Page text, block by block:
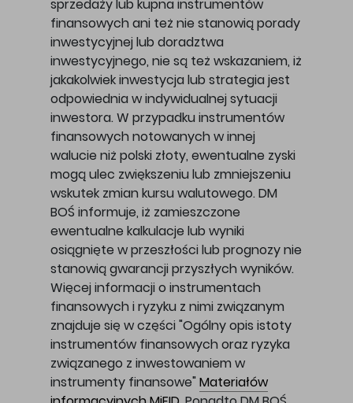
sprzedaży lub kupna instrumentów
finansowych ani też nie stanowią porady
inwestycyjnej lub doradztwa
inwestycyjnego, nie są też wskazaniem, iż
jakakolwiek inwestycja lub strategia jest
odpowiednia w indywidualnej sytuacji
inwestora. W przypadku instrumentów
finansowych notowanych w innej
walucie niż polski złoty, ewentualne zyski
mogą ulec zwiększeniu lub zmniejszeniu
wskutek zmian kursu walutowego. DM
BOŚ informuje, iż zamieszczone
ewentualne kalkulacje lub wyniki
osiągnięte w przeszłości lub prognozy nie
stanowią gwarancji przyszłych wyników.
Więcej informacji o instrumentach
finansowych i ryzyku z nimi związanym
znajduje się w części "Ogólny opis istoty
instrumentów finansowych oraz ryzyka
związanego z inwestowaniem w
instrumenty finansowe" Materiałów